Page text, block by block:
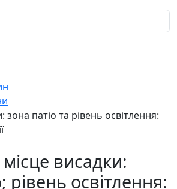
зона патіо та рівень освітлення:
місце висадки:
рівень освітлення: